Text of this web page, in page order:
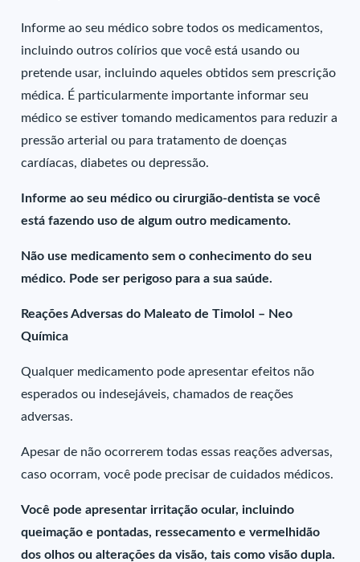
Informe ao seu médico sobre todos os medicamentos,
incluindo outros colírios que você está usando ou
pretende usar, incluindo aqueles obtidos sem prescrição
médica. É particularmente importante informar seu
médico se estiver tomando medicamentos para reduzir a
pressão arterial ou para tratamento de doenças
cardíacas, diabetes ou depressão.
Informe ao seu médico ou cirurgião-dentista se você
está fazendo uso de algum outro medicamento.
Não use medicamento sem o conhecimento do seu
médico. Pode ser perigoso para a sua saúde.
Reações Adversas do Maleato de Timolol – Neo
Química
Qualquer medicamento pode apresentar efeitos não
esperados ou indesejáveis, chamados de reações
adversas.
Apesar de não ocorrerem todas essas reações adversas,
caso ocorram, você pode precisar de cuidados médicos.
Você pode apresentar irritação ocular, incluindo
queimação e pontadas, ressecamento e vermelhidão
dos olhos ou alterações da visão, tais como visão dupla.